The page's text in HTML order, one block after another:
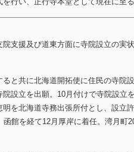
支援及び道東方面に寺院設立の実状
と共に北海道開拓使に住民の寺院
設立を出願。10月付けで寺院設立
を北海道寺務出張所付とし、設立
館を経て12月厚岸に着任。湾月町